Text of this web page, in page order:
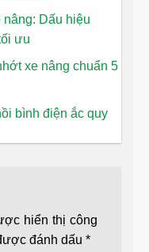
nâng: Dấu hiệu
ưu
xe nâng chuẩn 5
bình điện ắc quy
hiển thị công
đánh dấu *